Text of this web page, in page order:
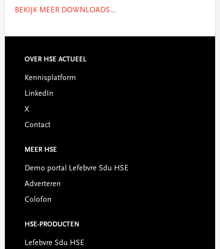
BEKIJK MEER DOWNLOADS...
Footer
OVER HSE ACTUEEL
Kennisplatform
LinkedIn
X
Contact
MEER HSE
Demo portal Lefebvre Sdu HSE
Adverteren
Colofon
HSE-PRODUCTEN
Lefebvre Sdu HSE